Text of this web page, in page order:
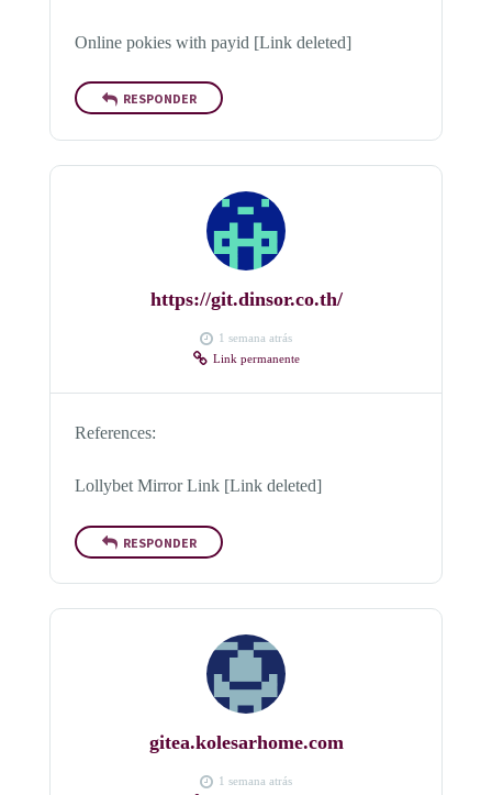
Online pokies with payid [Link deleted]
RESPONDER
https://git.dinsor.co.th/
1 semana atrás
Link permanente
References:
Lollybet Mirror Link [Link deleted]
RESPONDER
gitea.kolesarhome.com
1 semana atrás